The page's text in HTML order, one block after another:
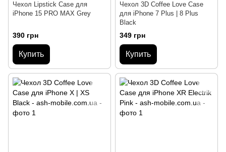
Чехол Lipstick Case для
iPhone 15 PRO MAX Grey
390 грн
Купить
Чехол 3D Coffee Love Case
для iPhone 7 Plus | 8 Plus
Black
349 грн
Купить